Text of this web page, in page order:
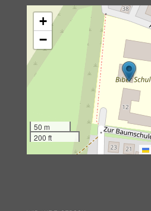
+
−
50 m
200 ft